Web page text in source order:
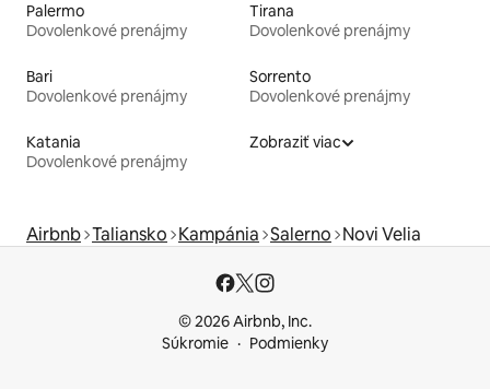
Palermo
Dovolenkové prenájmy
Tirana
Dovolenkové prenájmy
Bari
Dovolenkové prenájmy
Sorrento
Dovolenkové prenájmy
Katania
Dovolenkové prenájmy
Zobraziť viac
Airbnb Taliansko Kampánia Salerno Novi Velia
© 2026 Airbnb, Inc.
Súkromie
Podmienky